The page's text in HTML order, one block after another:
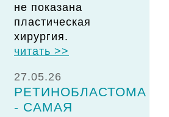
не показана
пластическая
хирургия.
читать >>
27.05.26
РЕТИНОБЛАСТОМА
- САМАЯ